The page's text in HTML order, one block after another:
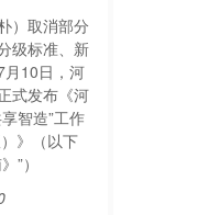
）取消部分
级标准、新
10日，河
式发布《河
智造”工作
》（以下
”）